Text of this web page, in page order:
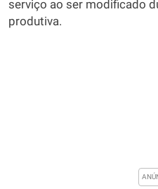
serviço ao ser modificado
produtiva.